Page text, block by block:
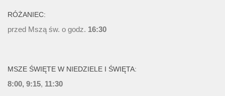
RÓŻANIEC:
przed Mszą św. o godz. 16:30
MSZE ŚWIĘTE W NIEDZIELE I ŚWIĘTA:
8:00, 9:15, 11:30